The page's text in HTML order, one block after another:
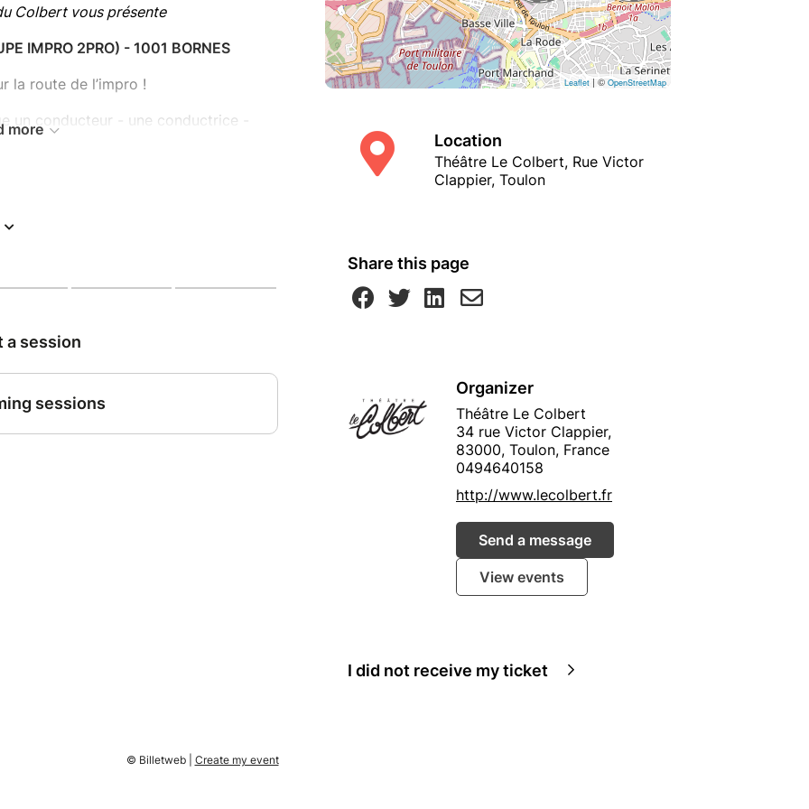
Colbert vous présente
IMPRO 2PRO) - 1001 BORNES
la route de l’impro !
un conducteur - une conductrice -
et subit, plus ou moins malgré lui -elle,
envie de covoiturer.
sont invité.es à noter sur un
de voyage ou de covoiturage vécue
scène.
toute une histoire...
portes à 19h30
more
Leaflet | © OpenStreetMap
Location
Théâtre Le Colbert, Rue Victor
Clappier, Toulon
Share this page
Organizer
Théâtre Le Colbert
34 rue Victor Clappier,
83000, Toulon, France
0494640158
http://www.lecolbert.fr
Send a message
View events
I did not receive my ticket
© Billetweb | Create my event